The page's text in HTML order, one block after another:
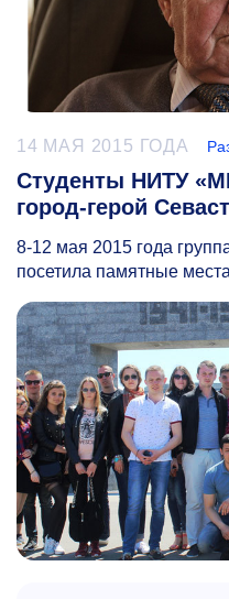
14 МАЯ 2015 ГОДА
Студенты НИТУ
город-герой
8-12 мая 2015 года
посетила памятные